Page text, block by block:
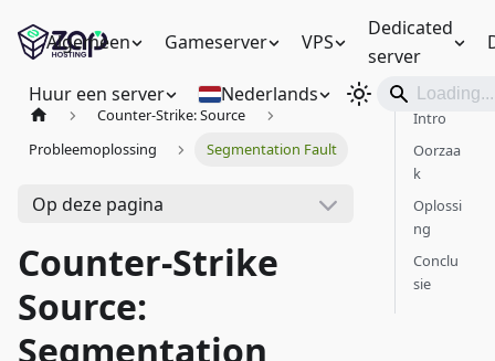
Algemeen Gameserver VPS
Dedicated
server
Huur een server Nederlands
Counter-Strike: Source
Probleemoplossing
Segmentation Fault
Op deze pagina
Counter-Strike
Source:
Segmentation
Intro
Oorzaa
k
Oplossi
ng
Conclu
sie